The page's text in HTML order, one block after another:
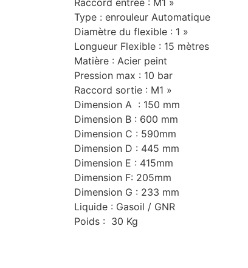
Raccord entrée : M1 »
Type : enrouleur Automatique
Diamètre du flexible : 1 »
Longueur Flexible : 15 mètres
Matière : Acier peint
Pression max : 10 bar
Raccord sortie : M1 »
Dimension A : 150 mm
Dimension B : 600 mm
Dimension C : 590mm
Dimension D : 445 mm
Dimension E : 415mm
Dimension F: 205mm
Dimension G : 233 mm
Liquide : Gasoil / GNR
Poids : 30 Kg